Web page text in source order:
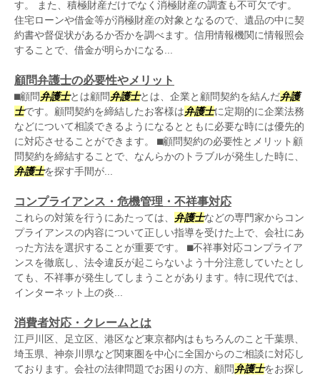
す。 また、積極財産だけでなく消極財産の調査も不可欠です。
住宅ローンや借金等が消極財産の対象となるので、遺品の中に契
約書や督促状があるか否かを調べます。信用情報機関に情報照会
することで、借金が明らかになる...
顧問弁護士の必要性やメリット
⬛︎顧問弁護士とは顧問弁護士とは、企業と顧問契約を結んだ弁護
士です。顧問契約を締結したお客様は弁護士に定期的に企業法務
などについて相談できるようになるとともに必要な時には優先的
に対応させることができます。 ⬛︎顧問契約の必要性とメリット顧
問契約を締結することで、なんらかのトラブルが発生した時に、
弁護士を探す手間が...
コンプライアンス・危機管理・不祥事対応
これらの対策を行うにあたっては、 弁護士などの専門家からコン
プライアンスの内容について正しい指導を受けた上で、会社にあ
った方法を選択することが重要です。 ⬛︎不祥事対応コンプライア
ンスを徹底し、法令違反が起こらないよう十分注意していたとし
ても、不祥事が発生してしまうことがあります。特に現代では、
インターネット上の炎...
消費者対応・クレームとは
江戸川区、足立区、港区など東京都内はもちろんのこと千葉県、
埼玉県、神奈川県など関東圏を中心に全国からのご相談に対応し
ております。会社の法律問題でお困りの方、顧問弁護士をお探し